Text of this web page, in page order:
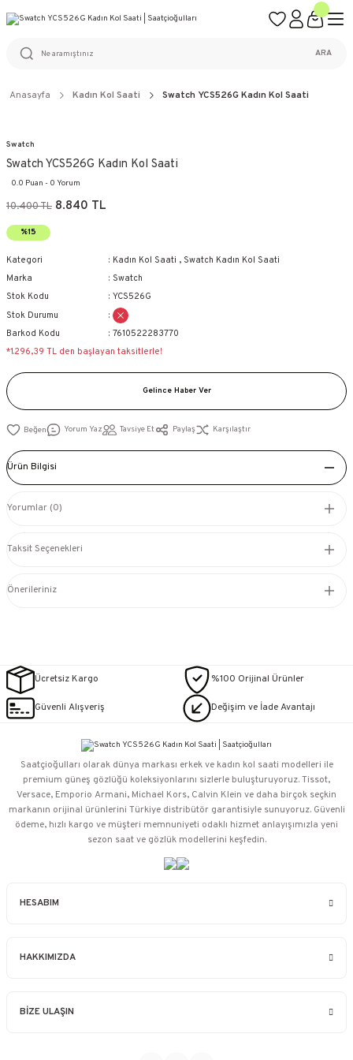
%100 ORİJİNAL ÜRÜN GARANTİSİ
ARA
Anasayfa Kadın Kol Saati Swatch YCS526G Kadın Kol Saati
Swatch
Swatch YCS526G Kadın Kol Saati
0.0 Puan - 0 Yorum
10.400 TL 8.840 TL
%15
Kategori Kadın Kol Saati , Swatch Kadın Kol Saati
Marka
Swatch
Stok Kodu
YCS526G
Stok Durumu
Barkod Kodu
7610522283770
*1.296,39 TL den başlayan taksitlerle!
Gelince Haber Ver
Yorum Yaz Tavsiye Et Paylaş Karşılaştır
Ürün Bilgisi
Yorumlar (0)
Taksit Seçenekleri
Önerileriniz
Ücretsiz Kargo %100 Orijinal Ürünler
Güvenli Alışveriş Değişim ve İade Avantajı
HESABIM
HAKKIMIZDA
BİZE ULAŞIN
Saatçioğulları⁠ olarak dünya markası erkek ve kadın kol saati modelleri ile
premium güneş gözlüğü koleksiyonlarını sizlerle buluşturuyoruz. Tissot,
Versace, Emporio Armani, Michael Kors, Calvin Klein ve daha birçok seçkin
markanın orijinal ürünlerini Türkiye distribütör garantisiyle sunuyoruz. Güvenli
ödeme, hızlı kargo ve müşteri memnuniyeti odaklı hizmet anlayışımızla yeni
sezon saat ve gözlük modellerini keşfedin.